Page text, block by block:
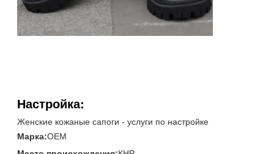
Настройка:
Женские кожаные сапоги - услуги по настройке
Марка:OEM